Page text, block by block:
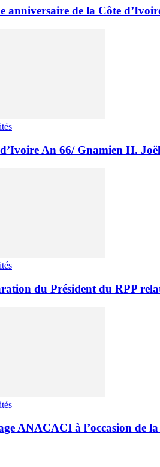
anniversaire de la Côte
An 66/ Gnamien H.
du Président du RPP
ANACACI à l’occasion de